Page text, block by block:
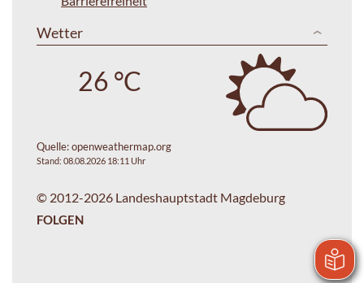
Wetter
26 °C
Quelle:openweathermap.org
Stand: 08.08.2026 18:11 Uhr
© 2012-2026 Landeshauptstadt Magdeburg
FOLGEN